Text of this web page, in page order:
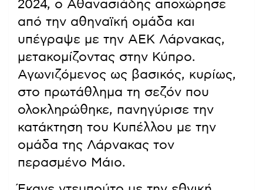
2024, ο Αθανασιάδης αποχώρησε
από την αθηναϊκή ομάδα και
υπέγραψε με την ΑΕΚ Λάρνακας,
μετακομίζοντας στην Κύπρο.
Αγωνιζόμενος ως βασικός, κυρίως,
στο πρωτάθλημα τη σεζόν που
ολοκληρώθηκε, πανηγύρισε την
κατάκτηση του Κυπέλλου με την
ομάδα της Λάρνακας τον
περασμένο Μάιο.